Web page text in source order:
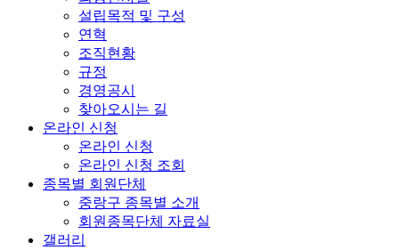
설립목적 및 구성
연혁
조직현황
규정
경영공시
찾아오시는 길
온라인 신청
온라인 신청
온라인 신청 조회
종목별 회원단체
중랑구 종목별 소개
회원종목단체 자료실
갤러리